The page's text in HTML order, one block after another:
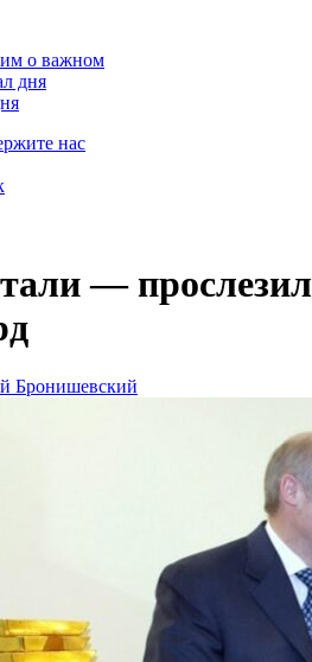
о важном
дня
нас
—
Бронишевский